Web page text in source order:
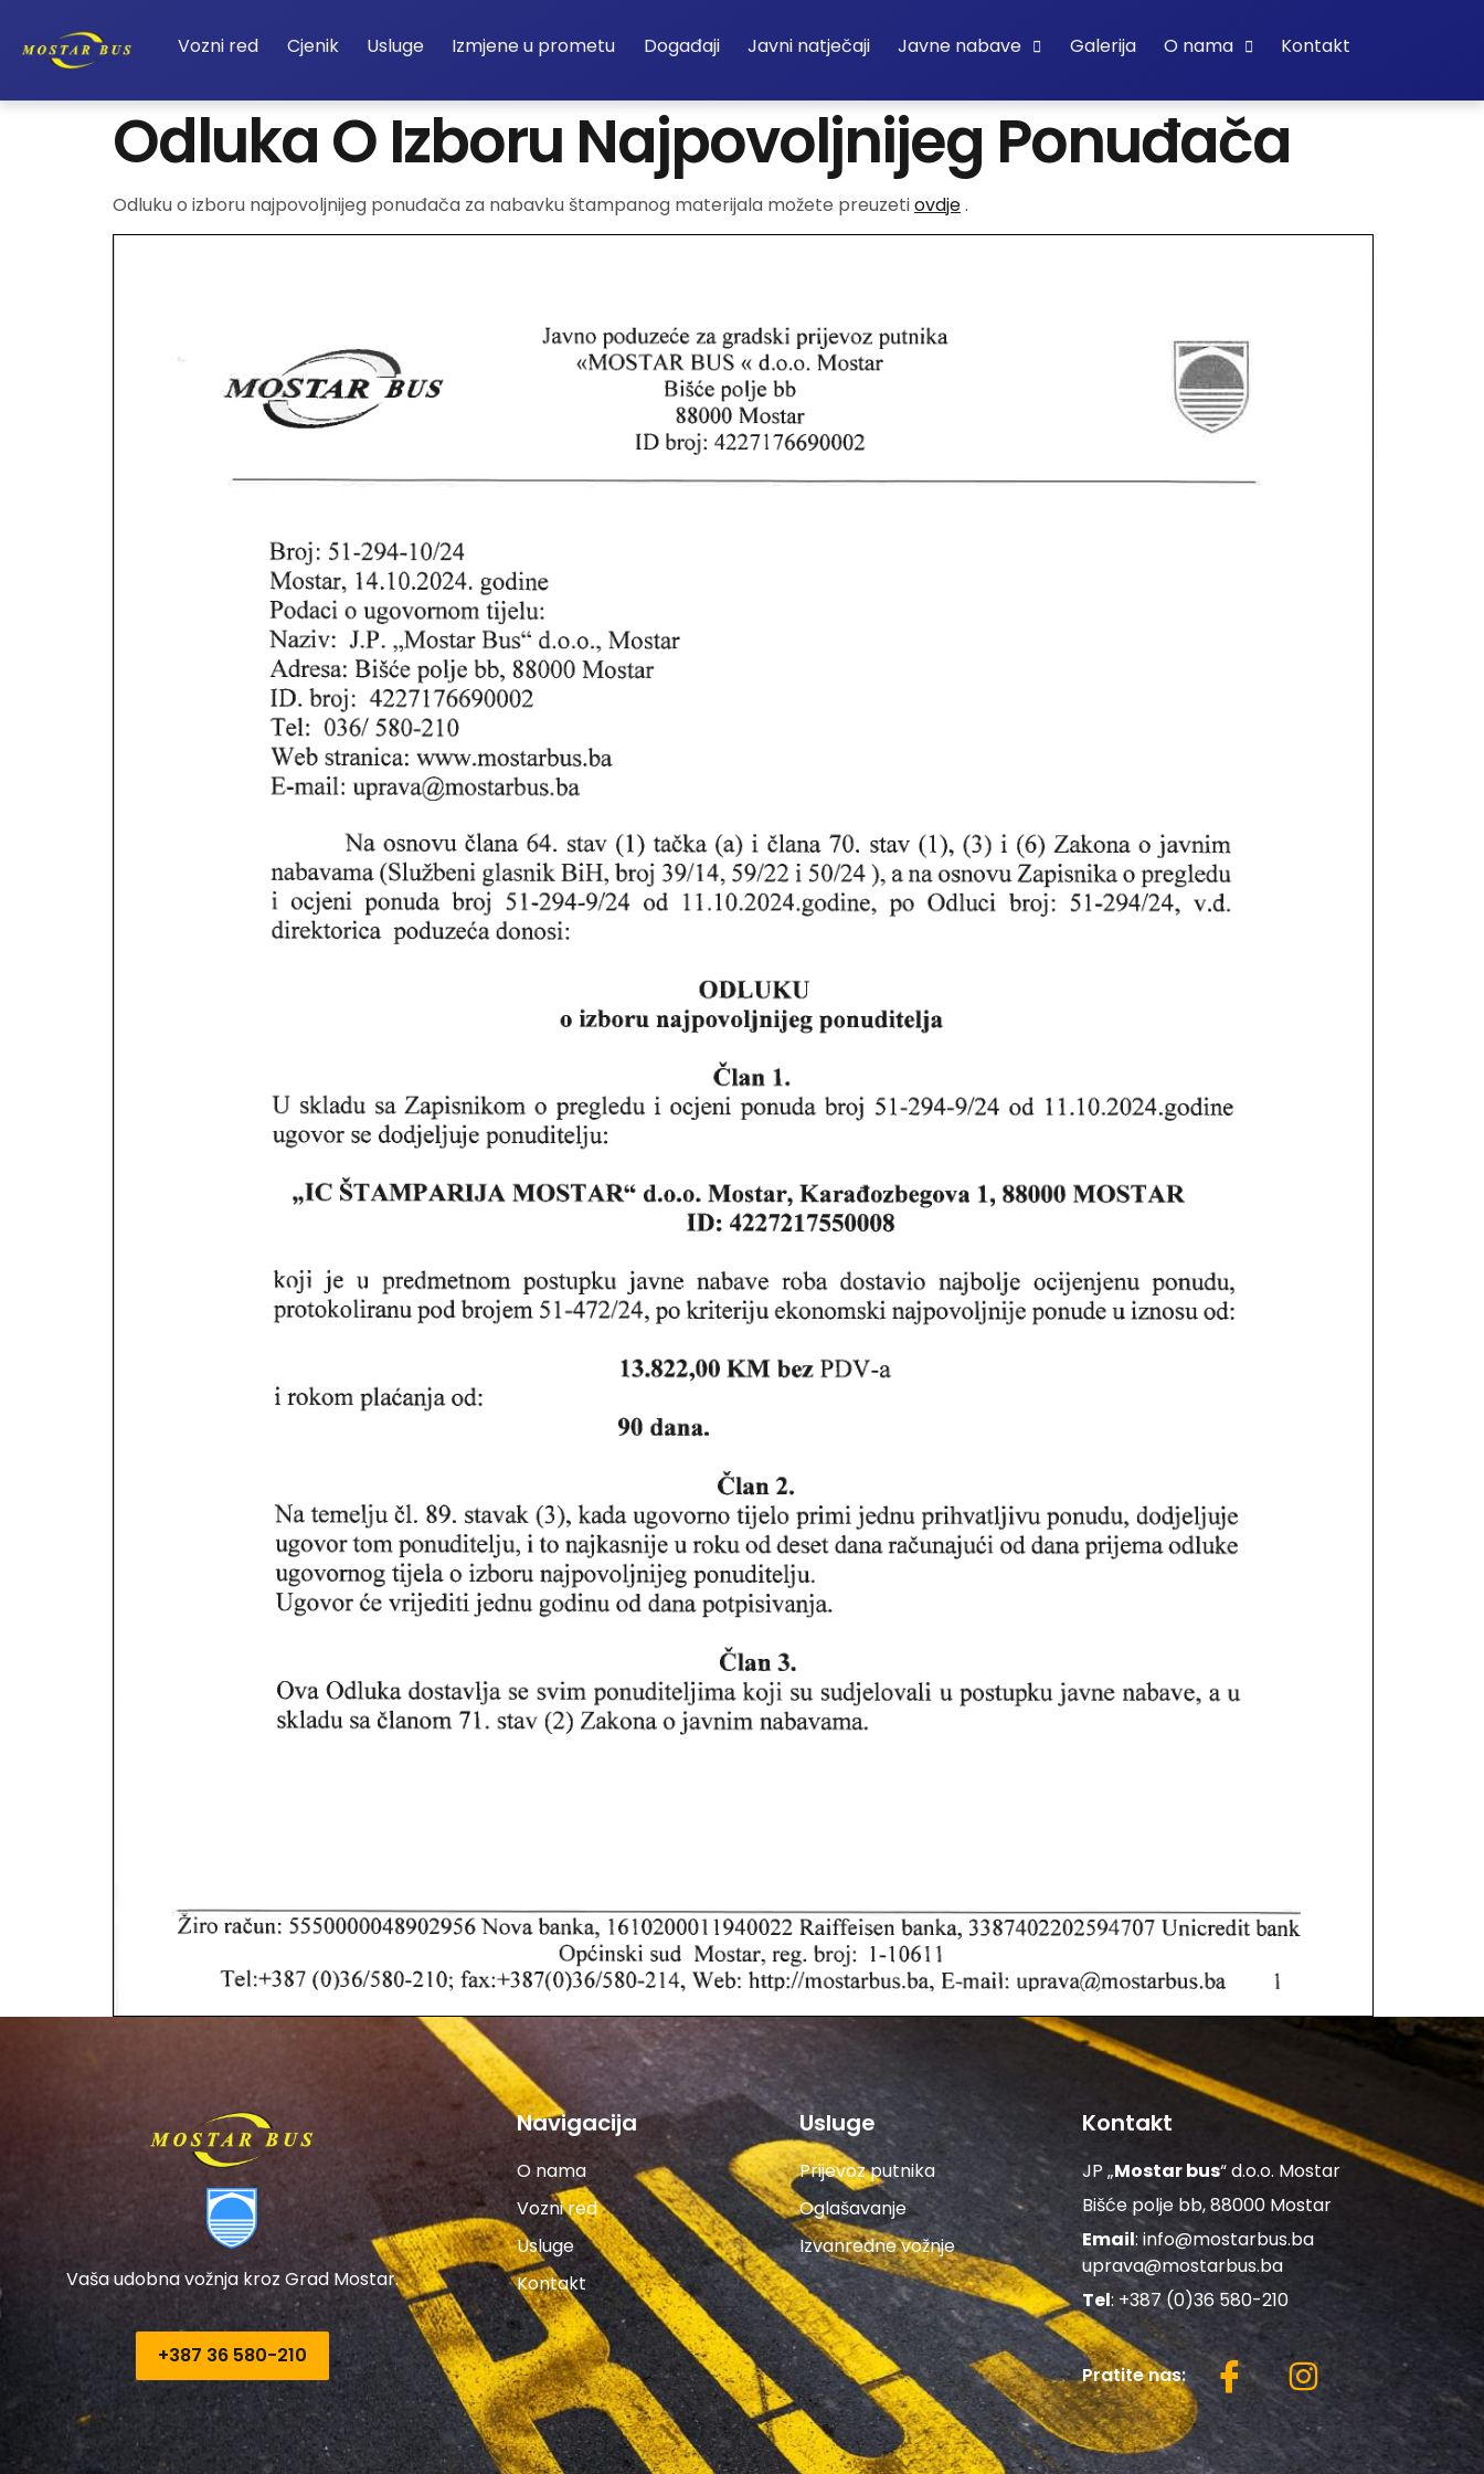
Vozni red Cjenik Usluge Izmjene u prometu Događaji Javni natječaji Javne nabave Galerija O nama Kontakt
Odluka O Izboru Najpovoljnijeg Ponuđača
Odluku o izboru najpovoljnijeg ponuđača za nabavku štampanog materijala možete preuzetiovdje.
Vaša udobna vožnja kroz Grad Mostar.
+387 36 580-210​
Navigacija
O nama
Vozni red
Usluge
Kontakt
Usluge
Prijevoz putnika
Oglašavanje
Izvanredne vožnje
Kontakt
JP „Mostar bus“ d.o.o. Mostar
Bišće polje bb, 88000 Mostar
Email: info@mostarbus.ba
uprava@mostarbus.ba
Tel: +387 (0)36 580-210
Pratite nas: